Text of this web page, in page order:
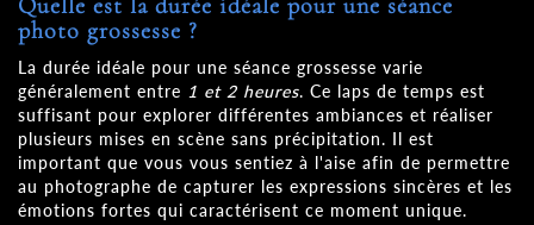
Quelle est la durée idéale pour une séance
photo grossesse ?
La durée idéale pour une séance grossesse varie
généralement entre 1 et 2 heures. Ce laps de temps est
suffisant pour explorer différentes ambiances et réaliser
plusieurs mises en scène sans précipitation. Il est
important que vous vous sentiez à l'aise afin de permettre
au photographe de capturer les expressions sincères et les
émotions fortes qui caractérisent ce moment unique.